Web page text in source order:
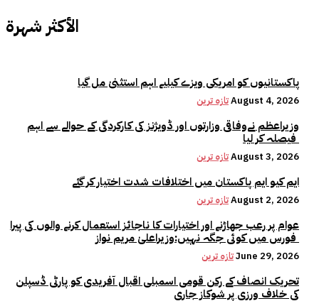
الأكثر شهرة
پاکستانیوں کو امریکی ویزے کیلیے اہم استثنیٰ مل گیا
تازہ ترینAugust 4, 2026
وزیراعظم نےوفاقی وزارتوں اور ڈویژنز کی کارکردگی کے حوالے سے اہم
تازہ ترینAugust 3, 2026
ایم کیو ایم پاکستان میں اختلافات شدت اختیار کر گئے
تازہ ترینAugust 2, 2026
عوام پر رعب جھاڑنے اور اختیارات کا ناجائز استعمال کرنے والوں کی پیرا
تازہ ترینJune 29, 2026
تحریک انصاف کے رکن قومی اسمبلی اقبال آفریدی کو پارٹی ڈسپلن
کی خلاف ورزی پر شوکاز جاری